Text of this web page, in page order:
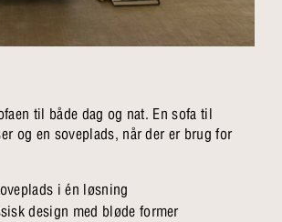
til både dag og nat. En sofa til
og en soveplads, når der er brug for
i én løsning
design med bløde former